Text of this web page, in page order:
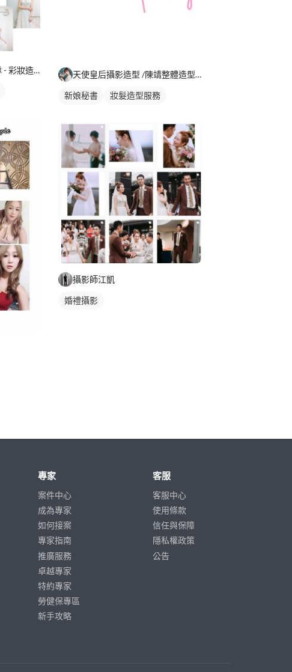
TUgether beautiful團隊 - 彩妝造型 /新秘 /保養 /生活 天使皇后攝影造型 /陳靖整體造型設計/新娘秘書
新娘秘書 妝髮造型服務
攝影師江凱
婚禮攝影
專家
案件中心
成為專家
如何接案
專家指南
推廣服務
卓越專家
特約專家
勞健保專區
新手攻略
客服
客服中心
使用條款
信任與保障
隱私權政策
公告